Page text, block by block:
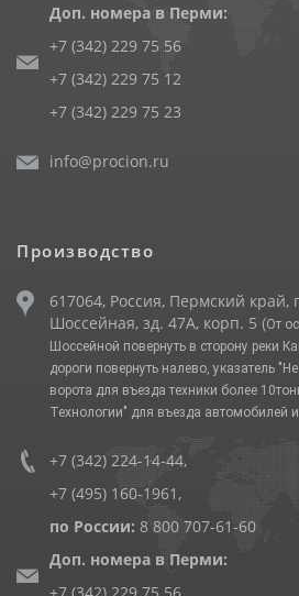
Доп. номера в Перми:
+7 (342) 229 75 56
+7 (342) 229 75 12
+7 (342) 229 75 23
info@procion.ru
Производство
617064, Россия, Пермский край,
Шоссейная, зд. 47А, корп. 5 (От
Шоссейной повернуть в сторону реки
дороги повернуть налево, указатель
ворота для въезда техники более
Технологии" для въезда автомобилей
+7 (342) 224-14-44,
+7 (495) 160-1961 ,
по России: 8 800 707-61-60
Доп. номера в Перми: